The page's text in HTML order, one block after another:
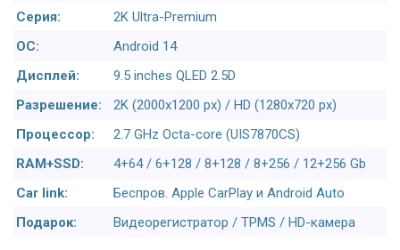
Серия:
2K Ultra-Premium
ОС:
Android 14
Дисплей:
9.5 inches QLED 2.5D
Разрешение:
2K (2000x1200 px) / HD (1280x720 px)
Процессор:
2.7 GHz Octa-core (UIS7870CS)
RAM+SSD:
4+64 / 6+128 / 8+128 / 8+256 / 12+256 Gb
Car link:
Беспров. Apple CarPlay и Android Auto
Подарок:
Видеорегистратор / TPMS / HD-камера